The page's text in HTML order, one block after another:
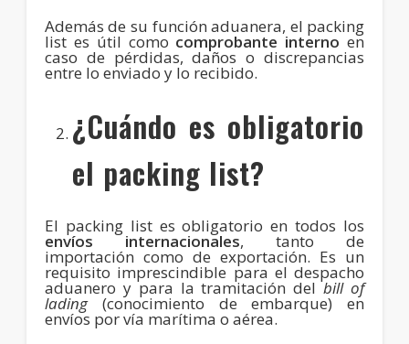
Además de su función aduanera, el packing
list es útil como comprobante interno en
caso de pérdidas, daños o discrepancias
entre lo enviado y lo recibido.
¿Cuándo es obligatorio
el packing list?
El packing list es obligatorio en todos los
envíos internacionales, tanto de
importación como de exportación. Es un
requisito imprescindible para el despacho
aduanero y para la tramitación delbill of
lading(conocimiento de embarque) en
envíos por vía marítima o aérea.